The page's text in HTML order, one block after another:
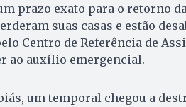
prazo exato para o retorno
suas casas e estão
Centro de Referência de
ao auxílio emergencial.
um temporal chegou a